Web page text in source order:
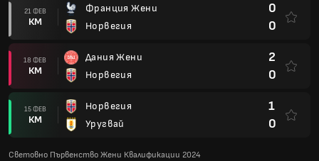
21 ФЕВ
КМ
Франция Жени
Норвегия
0
0
18 ФЕВ
КМ
Дания Жени
Норвегия
2
0
15 ФЕВ
КМ
Норвегия
Уругвай
1
0
Световно Първенство Жени Квалификации 2024